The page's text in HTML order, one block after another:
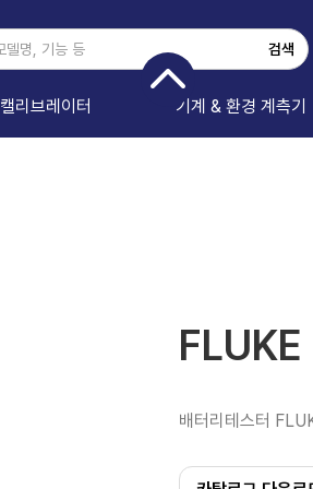
캘리브레이터 기계 & 환경 계측기
배터리테스터